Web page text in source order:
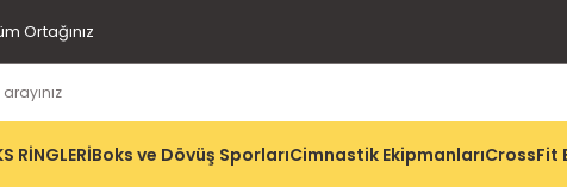
Ortağınız
RİNGLERİBoks ve Dövüş SporlarıCimnastik EkipmanlarıCrossFit